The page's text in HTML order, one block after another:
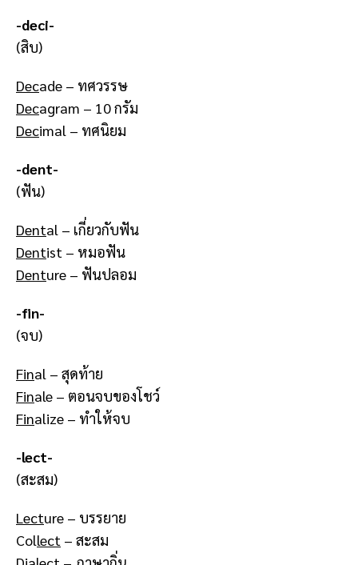
-deci-
(สิบ)
Decade – ทศวรรษ
Decagram – 10 กรัม
Decimal – ทศนิยม
-dent-
(ฟัน)
Dental – เกี่ยวกับฟัน
Dentist – หมอฟัน
Denture – ฟันปลอม
-fin-
(จบ)
Final – สุดท้าย
Finale – ตอนจบของโชว์
Finalize – ทำให้จบ
-lect-
(สะสม)
Lecture – บรรยาย
Collect – สะสม